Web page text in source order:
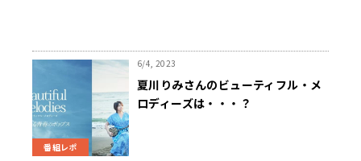
番組レポ
6/4, 2023
夏川りみさんのビューティフル・メ
ロディーズは・・・？